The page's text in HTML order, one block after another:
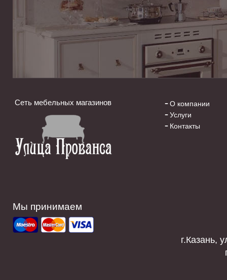
Сеть мебельных магазинов
О компании
Услуги
Контакты
Мы принимаем
г.Казань,